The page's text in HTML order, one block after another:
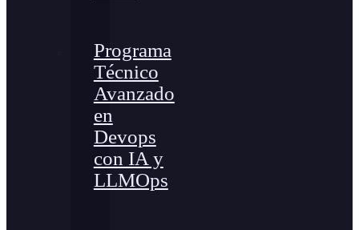
Programa
Técnico
Avanzado
en
Devops
con IA y
LLMOps